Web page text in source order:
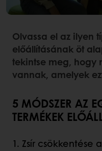
Olvassa el az ilyen
előállításának öt
tekintse meg, hogy
vannak, amelyek
5 MÓDSZER AZ
TERMÉKEK
1. Zsír csökkentése